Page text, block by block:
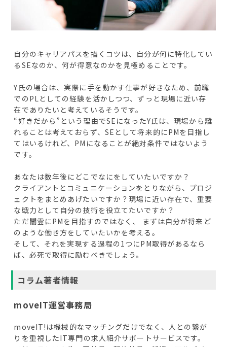
自分のキャリアパスを描くコツは、自分が何に特化してい
るSEなのか、何が得意なのかを見極めることです。
Y氏の場合は、実際に手を動かす仕事が好きなため、前職
でのPLとしての経験を活かしつつ、ずっと現場に近い存
在でありたいと考えているそうです。
“好きだから”という理由でSEになったY氏は、現場から離
れることは考えておらず、SEとして将来的にPMを目指し
てはいるけれど、PMになることが絶対条件ではないよう
です。
あなたは数年後にどこでなにをしていたいですか？
クライアントとコミュニケーションをとりながら、プロジ
ェクトをまとめあげたいですか？現場に近い存在で、重要
な戦力として自分の技術を役立てたいですか？
ただ闇雲にPMを目指すのではなく、 まずは自分が将来ど
のような働き方をしていたいかを考える。
そして、それを実現する過程の1つにPM取得があるなら
ば、必死で取得に励むべきでしょう。
コラム著者情報
moveIT運営事務局
moveIT!は機械的なマッチングだけでなく、人との繋が
りを重視したIT専門の求人紹介サポートサービスです。